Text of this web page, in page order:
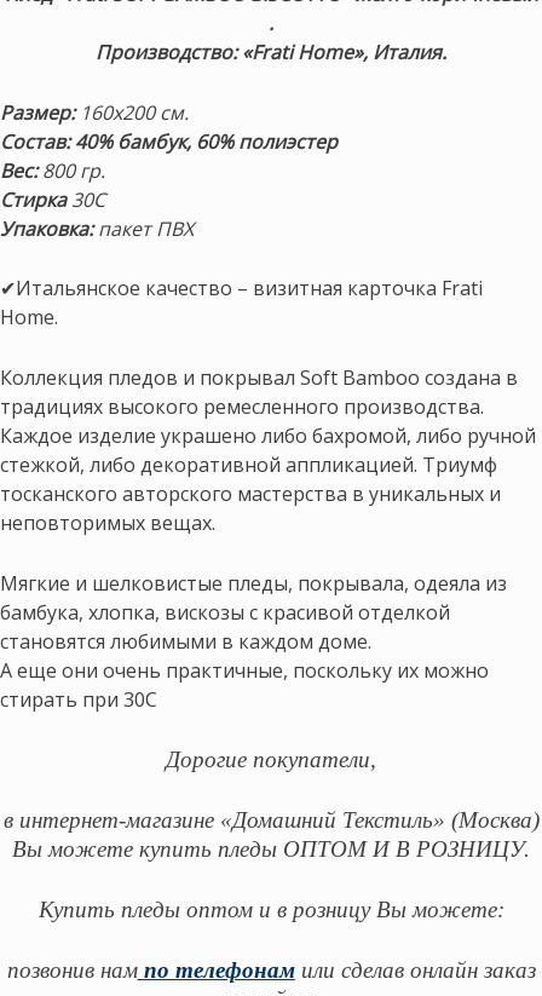
.
Производство: «Frati Home», Италия.
Размер:160х200 см.
Состав: 40% бамбук, 60% полиэстер
Вес:800 гр.
Стирка 30С
Упаковка:пакет ПВХ
✔Итальянское качество – визитная карточка Frati
Home.
Коллекция пледов и покрывал Soft Bamboo создана в
традициях высокого ремесленного производства.
Каждое изделие украшено либо бахромой, либо ручной
стежкой, либо декоративной аппликацией. Триумф
тосканского авторского мастерства в уникальных и
неповторимых вещах.
Мягкие и шелковистые пледы, покрывала, одеяла из
бамбука, хлопка, вискозы с красивой отделкой
становятся любимыми в каждом доме.
А еще они очень практичные, поскольку их можно
стирать при 30С
Дорогие покупатели,
в интернет-магазине «Домашний Текстиль» (Москва)
Вы можете купить пледы ОПТОМ И В РОЗНИЦУ.
Купить пледы оптом и в розницу Вы можете:
позвонив нам по телефонамили сделав онлайн заказ